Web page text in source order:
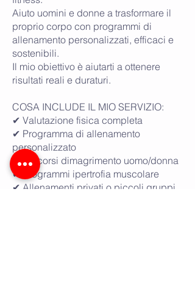
Aiuto uomini e donne a trasformare il
proprio corpo con programmi di
allenamento personalizzati, efficaci e
sostenibili.
Il mio obiettivo è aiutarti a ottenere
risultati reali e duraturi.​
COSA INCLUDE IL MIO SERVIZIO:
✔ Valutazione fisica completa
✔ Programma di allenamento
personalizzato
✔ Percorsi dimagrimento uomo/donna
✔ Programmi ipertrofia muscolare
✔ Allenamenti privati o piccoli gruppi